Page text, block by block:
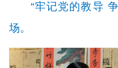
“牢记党的教导
场。